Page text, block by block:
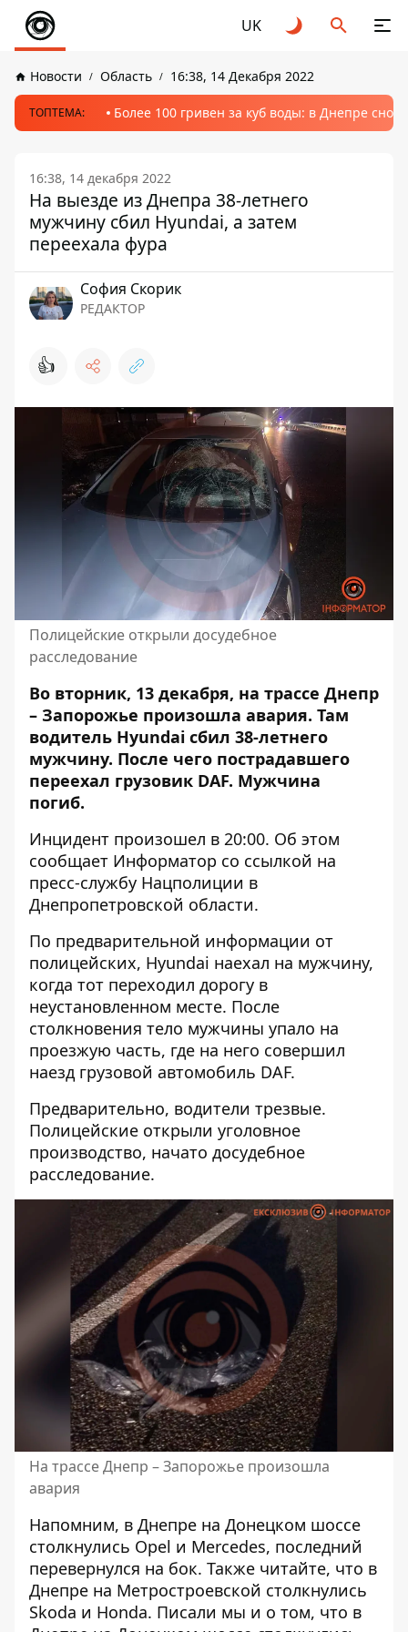
UK
Новости Область 16:38, 14 Декабря 2022
ТОПТЕМА: Более 100 гривен за куб воды: в Днепре
16:38, 14 декабря 2022
На выезде из Днепра 38-летнего
мужчину сбил Hyundai, а затем
переехала фура
София Скорик
РЕДАКТОР
👍
Полицейские открыли досудебное
расследование
Во вторник, 13 декабря, на трассе Днепр
– Запорожье произошла авария. Там
водитель Hyundai сбил 38-летнего
мужчину. После чего пострадавшего
переехал грузовик DAF. Мужчина
погиб.
Инцидент произошел в 20:00. Об этом
сообщает Информатор со ссылкой на
пресс-службу Нацполиции в
Днепропетровской области.
По предварительной информации от
полицейских, Hyundai наехал на мужчину,
когда тот переходил дорогу в
неустановленном месте. После
столкновения тело мужчины упало на
проезжую часть, где на него совершил
наезд грузовой автомобиль DAF.
Предварительно, водители трезвые.
Полицейские открыли уголовное
производство, начато досудебное
расследование.
На трассе Днепр – Запорожье произошла
авария
Напомним, в Днепре на Донецком шоссе
столкнулись Opel и Mercedes, последний
перевернулся на бок. Также читайте, что в
Днепре на Метростроевской столкнулись
Skoda и Honda. Писали мы и о том, что в